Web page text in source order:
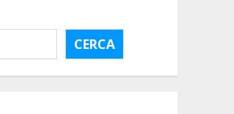
CERCA